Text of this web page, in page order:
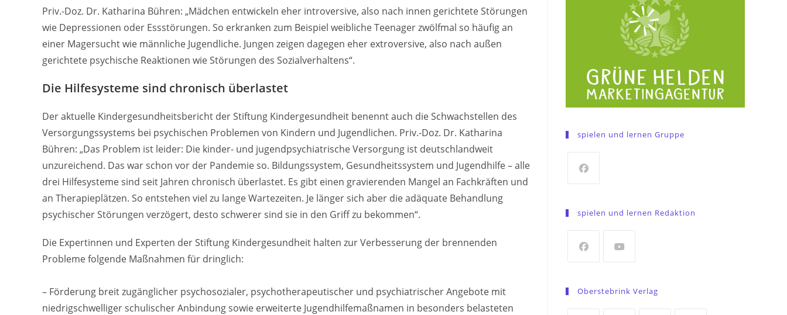
Priv.-Doz. Dr. Katharina Bühren: „Mädchen entwickeln eher introversive, also nach innen gerichtete Störungen
wie Depressionen oder Essstörungen. So erkranken zum Beispiel weibliche Teenager zwölfmal so häufig an
einer Magersucht wie männliche Jugendliche. Jungen zeigen dagegen eher extroversive, also nach außen
gerichtete psychische Reaktionen wie Störungen des Sozialverhaltens“.
Die Hilfesysteme sind chronisch überlastet
Der aktuelle Kindergesundheitsbericht der Stiftung Kindergesundheit benennt auch die Schwachstellen des
Versorgungssystems bei psychischen Problemen von Kindern und Jugendlichen. Priv.-Doz. Dr. Katharina
Bühren: „Das Problem ist leider: Die kinder- und jugendpsychiatrische Versorgung ist deutschlandweit
unzureichend. Das war schon vor der Pandemie so. Bildungssystem, Gesundheitssystem und Jugendhilfe – alle
drei Hilfesysteme sind seit Jahren chronisch überlastet. Es gibt einen gravierenden Mangel an Fachkräften und
an Therapieplätzen. So entstehen viel zu lange Wartezeiten. Je länger sich aber die adäquate Behandlung
psychischer Störungen verzögert, desto schwerer sind sie in den Griff zu bekommen“.
Die Expertinnen und Experten der Stiftung Kindergesundheit halten zur Verbesserung der brennenden
Probleme folgende Maßnahmen für dringlich:
– Förderung breit zugänglicher psychosozialer, psychotherapeutischer und psychiatrischer Angebote mit
niedrigschwelliger schulischer Anbindung sowie erweiterte Jugendhilfemaßnamen in besonders belasteten
spielen und lernen Gruppe
a
tab
spielen und lernen Redaktion
a
Oberstebrink Verlag